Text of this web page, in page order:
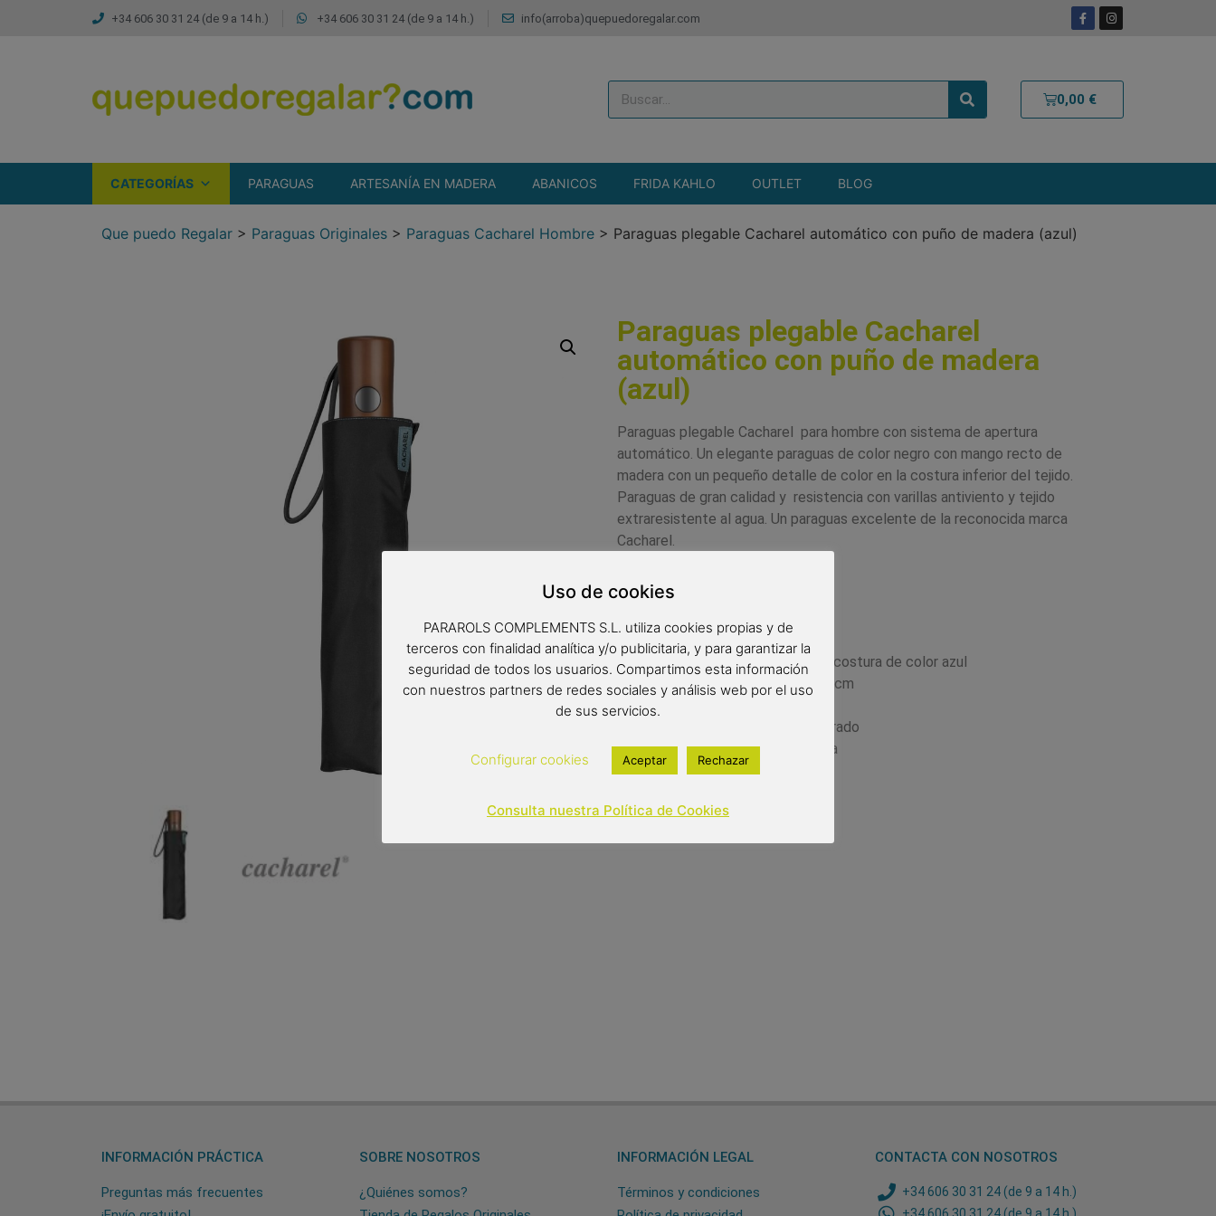
+34 606 30 31 24 (de 9 a 14 h.) +34 606 30 31 24 (de 9 a 14 h.) info(arroba)quepuedoregalar.com
0,00 €
CATEGORÍAS PARAGUAS ARTESANÍA EN MADERA ABANICOS FRIDA KAHLO OUTLET BLOG
Que puedo Regalar > Paraguas Originales > Paraguas Cacharel Hombre > Paraguas plegable Cacharel automático con puño de madera (azul)
Paraguas plegable Cacharel
automático con puño de madera
(azul)
Paraguas plegable Cacharel para hombre con sistema de apertura
automático. Un elegante paraguas de color negro con mango recto de
madera con un pequeño detalle de color en la costura inferior del tejido.
Paraguas de gran calidad y resistencia con varillas antiviento y tejido
extraresistente al agua. Un paraguas excelente de la reconocida marca
Cacharel.
Paraguas Cacharel
Paraguas antiviento
Paraguas plegable
Color del producto: negro la costura de color azul
Paraguas de 8 varillas de 54 cm
Diámetro: 97 cm
Longitud:28 cm de largo cerrado
Tipo de apertura: automática
23,90
INFORMACIÓN PRÁCTICA
Preguntas más frecuentes
SOBRE NOSOTROS
¿Quiénes somos?
INFORMACIÓN LEGAL
Términos y condiciones
CONTACTA CON NOSOTROS
+34 606 30 31 24 (de 9 a 14 h.)
Uso de cookies
PARAROLS COMPLEMENTS S.L. utiliza cookies propias y de
terceros con finalidad analítica y/o publicitaria, y para garantizar la
seguridad de todos los usuarios. Compartimos esta información
con nuestros partners de redes sociales y análisis web por el uso
de sus servicios.
Configurar cookies Aceptar Rechazar
Consulta nuestra Política de Cookies